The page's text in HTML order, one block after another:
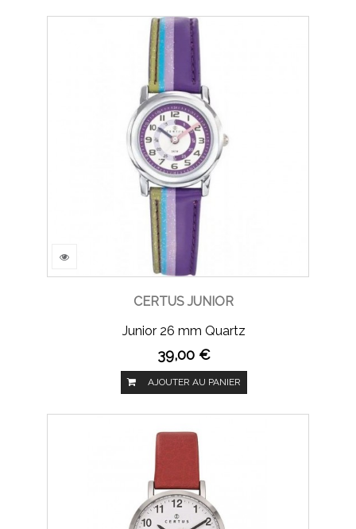
CERTUS JUNIOR
Junior 26 mm Quartz
39,00 €
AJOUTER AU PANIER